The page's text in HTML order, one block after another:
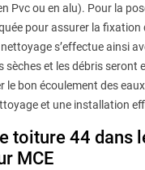
Pvc ou en alu). Pour la
pour assurer la fixation
s’effectue ainsi
sèches et les débris seront
le bon écoulement des
et une installation
toiture 44 dans
MCE